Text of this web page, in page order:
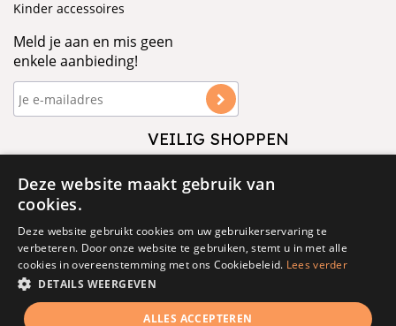
Kinder accessoires
Meld je aan en mis geen
enkele aanbieding!
VEILIG SHOPPEN
Deze website maakt gebruik van
cookies.
Deze website gebruikt cookies om uw gebruikerservaring te
verbeteren. Door onze website te gebruiken, stemt u in met alle
cookies in overeenstemming met ons Cookiebeleid. Lees verder
DETAILS WEERGEVEN
ALLES ACCEPTEREN